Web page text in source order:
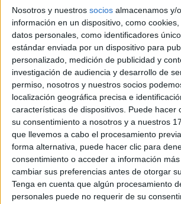
Nosotros y nuestros socios almacenamos y/
información en un dispositivo, como
datos personales, como identificadores
estándar enviada por un dispositivo para
personalizado, medición de publicidad y
investigación de audiencia y desarrollo de
permiso, nosotros y nuestros socios
localización geográfica precisa e
características de dispositivos. Puede hacer
su consentimiento a nosotros y a nuestros
que llevemos a cabo el procesamiento
forma alternativa, puede hacer clic para
consentimiento o acceder a información
cambiar sus preferencias antes de otorgar
Tenga en cuenta que algún procesamiento
personales puede no requerir de su
También conviene relativizar la importancia
son la medida de tu valía como persona,
agobies por 2 suspensos o los que sean.
Ah, te dejo un par de enlaces de otro forero
universidad que creo que te gustarán ;-)
Este es con consejos para no abondanar
resultados, si es lo que realmente quieres,
Y este otro sobreconsejos prácticos
en la universidad
Cualquier cosa, no dejes de preguntar.
pronto!
Redacción YAQ